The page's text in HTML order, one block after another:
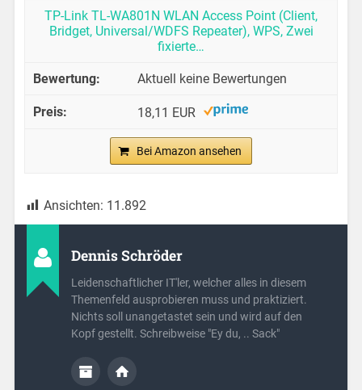
TP-Link TL-WA801N WLAN Access Point (Client,
Bridget, Universal/WDFS Repeater), WPS, Zwei
fixierte…
Aktuell keine Bewertungen
18,11 EUR
Bei Amazon ansehen
Ansichten: 11.892
Dennis Schröder
Leidenschaftlicher IT'ler, welcher alles in diesem
Themenfeld ausprobieren muss und praktiziert.
Nichts soll unangetastet sein und wird auf den
Kopf gestellt. Schreibweise "Ey du, .. Sack"